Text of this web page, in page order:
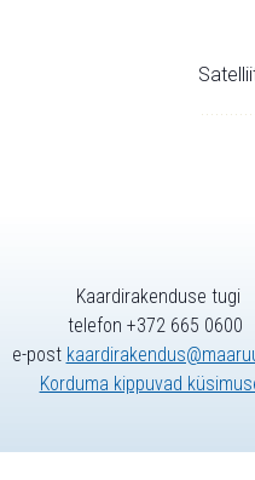
Kaardirakenduse tugi
telefon +372 665 0600
e-post
Korduma kippuvad